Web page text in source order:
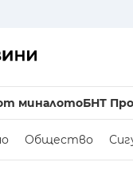
миналотоБНТ
Общество